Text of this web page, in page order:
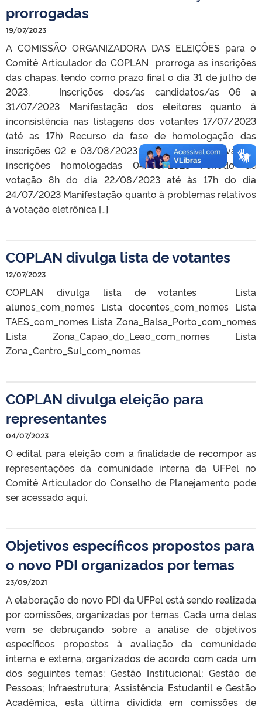
prorrogadas
19/07/2023
A COMISSÃO ORGANIZADORA DAS ELEIÇÕES para o
Comitê Articulador do COPLAN prorroga as inscrições
das chapas, tendo como prazo final o dia 31 de julho de
2023. Inscrições dos/as candidatos/as 06 a
31/07/2023 Manifestação dos eleitores quanto à
inconsistência nas listagens dos votantes 17/07/2023
(até as 17h) Recurso da fase de homologação das
inscrições 02 e 03/08/2023 Divulgação definitiva das
inscrições homologadas 04/08/2023 Período de
votação 8h do dia 22/08/2023 até às 17h do dia
24/07/2023 Manifestação quanto à problemas relativos
à votação eletrônica […]
COPLAN divulga lista de votantes
12/07/2023
COPLAN divulga lista de votantes Lista
alunos_com_nomes Lista docentes_com_nomes Lista
TAES_com_nomes Lista Zona_Balsa_Porto_com_nomes
Lista Zona_Capao_do_Leao_com_nomes Lista
Zona_Centro_Sul_com_nomes
COPLAN divulga eleição para
representantes
04/07/2023
O edital para eleição com a finalidade de recompor as
representações da comunidade interna da UFPel no
Comitê Articulador do Conselho de Planejamento pode
ser acessado aqui.
Objetivos específicos propostos para
o novo PDI organizados por temas
23/09/2021
A elaboração do novo PDI da UFPel está sendo realizada
por comissões, organizadas por temas. Cada uma delas
vem se debruçando sobre a análise de objetivos
específicos propostos à avaliação da comunidade
interna e externa, organizados de acordo com cada um
dos seguintes temas: Gestão Institucional; Gestão de
Pessoas; Infraestrutura; Assistência Estudantil e Gestão
Acadêmica, esta última dividida em comissões de